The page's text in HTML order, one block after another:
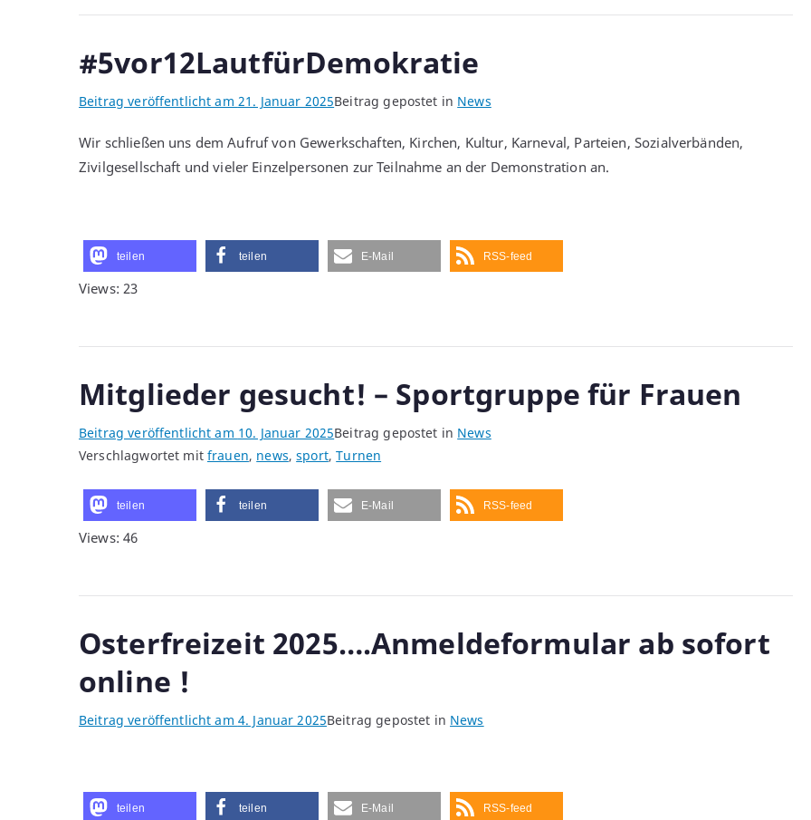
#5vor12LautfürDemokratie
Beitrag veröffentlicht am 21. Januar 2025Beitrag gepostet in News
Wir schließen uns dem Aufruf von Gewerkschaften, Kirchen, Kultur, Karneval, Parteien, Sozialverbänden,
Zivilgesellschaft und vieler Einzelpersonen zur Teilnahme an der Demonstration an.
teilen teilen E-Mail RSS-feed
Views: 23
Mitglieder gesucht! – Sportgruppe für Frauen
Beitrag veröffentlicht am 10. Januar 2025Beitrag gepostet in News
Verschlagwortet mit frauen, news,sport,Turnen
teilen teilen E-Mail RSS-feed
Views: 46
Osterfreizeit 2025….Anmeldeformular ab sofort
online !
Beitrag veröffentlicht am 4. Januar 2025Beitrag gepostet in News
teilen teilen E-Mail RSS-feed